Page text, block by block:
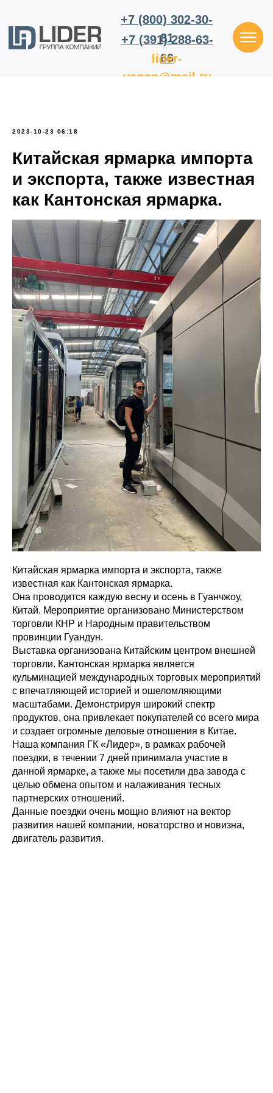
+7 (391) 288-63-
66
lider-
+7 (800) 302-30-
81
2023-10-23 06:18
Китайская ярмарка импорта
и экспорта, также известная
как Кантонская ярмарка.
Китайская ярмарка импорта и экспорта, также
известная как Кантонская ярмарка.
Она проводится каждую весну и осень в Гуанчжоу,
Китай. Мероприятие организовано Министерством
торговли КНР и Народным правительством
провинции Гуандун.
Выставка организована Китайским центром внешней
торговли. Кантонская ярмарка является
кульминацией международных торговых мероприятий
с впечатляющей историей и ошеломляющими
масштабами. Демонстрируя широкий спектр
продуктов, она привлекает покупателей со всего мира
и создает огромные деловые отношения в Китае.
Наша компания ГК «Лидер», в рамках рабочей
поездки, в течении 7 дней принимала участие в
данной ярмарке, а также мы посетили два завода с
целью обмена опытом и налаживания тесных
партнерских отношений.
Данные поездки очень мощно влияют на вектор
развития нашей компании, новаторство и новизна,
двигатель развития.